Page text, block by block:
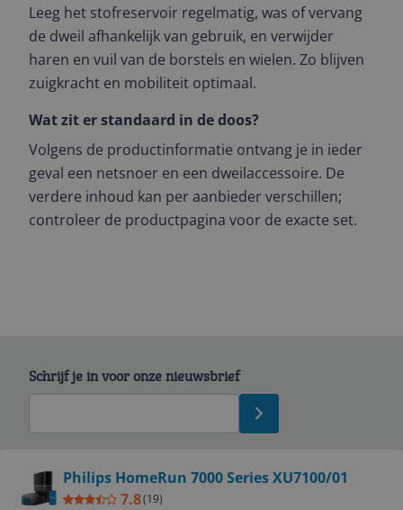
Leeg het stofreservoir regelmatig, was of vervang
de dweil afhankelijk van gebruik, en verwijder
haren en vuil van de borstels en wielen. Zo blijven
zuigkracht en mobiliteit optimaal.
Wat zit er standaard in de doos?
Volgens de productinformatie ontvang je in ieder
geval een netsnoer en een dweilaccessoire. De
verdere inhoud kan per aanbieder verschillen;
controleer de productpagina voor de exacte set.
Philips HomeRun 7000 Series XU7100/01
7.8(19)
Schrijf je in voor onze nieuwsbrief